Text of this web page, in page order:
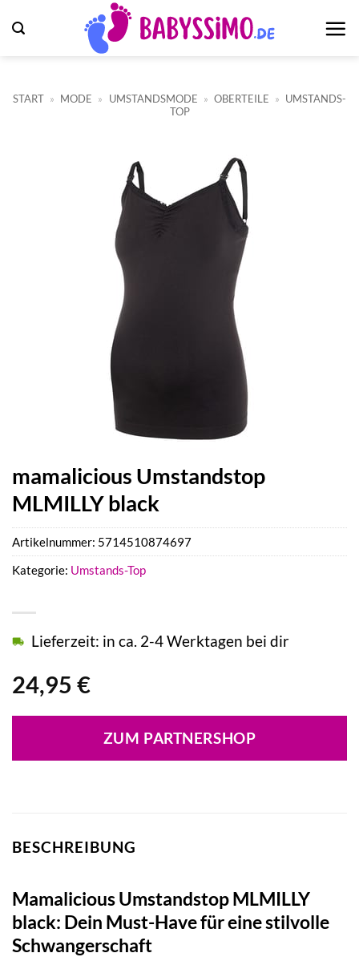
Inhalt
START » MODE » UMSTANDSMODE » OBERTEILE » UMSTANDS-
TOP
mamalicious Umstandstop
MLMILLY black
24,95 €
Lieferzeit: in ca. 2-4 Werktagen bei dir
ZUM PARTNERSHOP
Artikelnummer: 5714510874697
Kategorie: Umstands-Top
BESCHREIBUNG
Mamalicious Umstandstop MLMILLY
black: Dein Must-Have für eine stilvolle
Schwangerschaft